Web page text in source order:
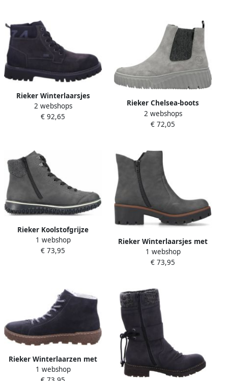
Rieker Winterlaarsjes
winterlaarzen outdoor-
enkellaars met tex en
2 webshops
€ 92,65
Rieker Chelsea-boots
instaplaarzen wedge
enkellaars met trekband
2 webshops
€ 72,05
Rieker Koolstofgrijze
Veterschoenen voor de
Winter
1 webshop
€ 73,95
Rieker Winterlaarsjes met
binnenrits voor
gemakkelijke instap
1 webshop
€ 73,95
Rieker Winterlaarzen met
uitneembaar soft-foam
1 webshop